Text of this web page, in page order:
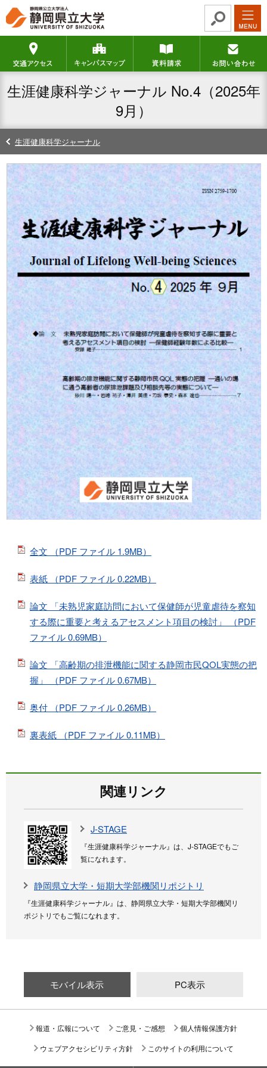
ロ
ー
ナ
ビ
シ
ョ
ン
文
へ
ー
カ
ビ
ゲ
ョ
ン
へ
ッ
タ
交通アクセス キャンパスマップ 資料請求
生涯健康科学ジャーナル No.4（2025年
9月）
生涯健康科学ジャーナル
全文 （PDF ファイル 1.9MB）
表紙 （PDF ファイル 0.22MB）
論文 「未熟児家庭訪問において保健師が児童虐待を察知
する際に重要と考えるアセスメント項目の検討」 （PDF
ファイル 0.69MB）
論文 「高齢期の排泄機能に関する静岡市民QOL実態の把
握」 （PDF ファイル 0.67MB）
奥付 （PDF ファイル 0.26MB）
裏表紙 （PDF ファイル 0.11MB）
関連リンク
J-STAGE
『生涯健康科学ジャーナル』は、J-STAGEでもご
覧になれます。
静岡県立大学・短期大学部機関リポジトリ
『生涯健康科学ジャーナル』は、静岡県立大学・短期大学部機関リ
ポジトリでもご覧になれます。
モバイル表示 PC表示
報道・広報について ご意見・ご感想
個人情報保護方針
ウェブアクセシビリティ方針
このサイトの利用について